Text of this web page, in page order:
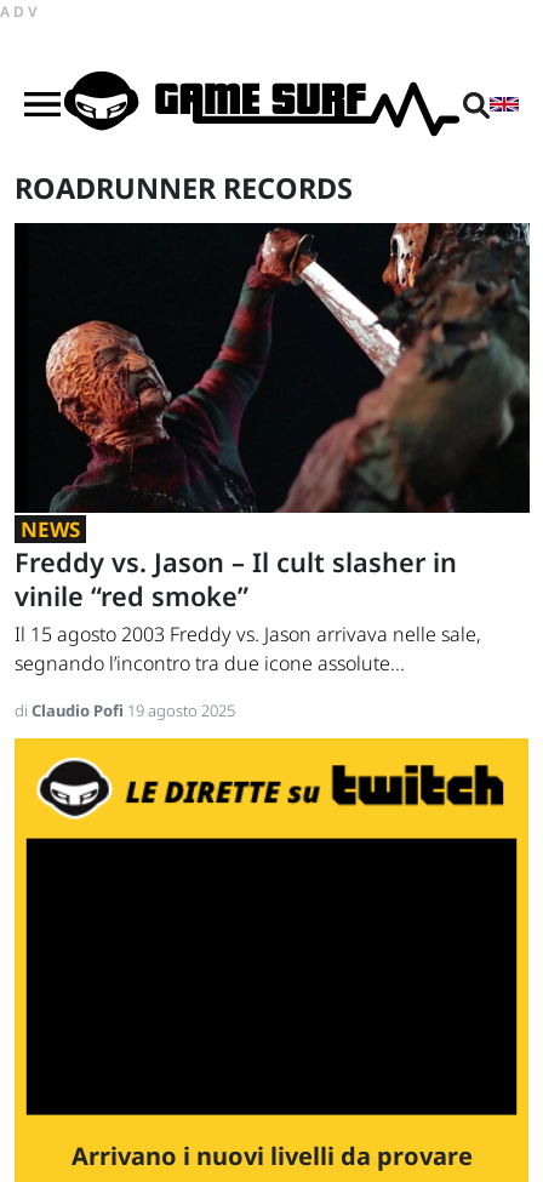
ADV
ROADRUNNER RECORDS
NEWS
Freddy vs. Jason – Il cult slasher in
vinile “red smoke”
Il 15 agosto 2003 Freddy vs. Jason arrivava nelle sale,
segnando l’incontro tra due icone assolute...
di Claudio Pofi 19 agosto 2025
Arrivano i nuovi livelli da provare